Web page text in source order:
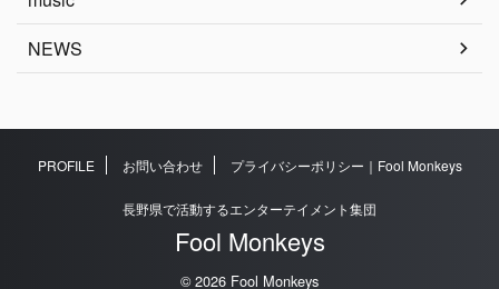
NEWS
PROFILE お問い合わせ プライバシーポリシー｜Fool Monkeys
長野県で活動するエンターテイメント集団
Fool Monkeys
© 2026 Fool Monkeys